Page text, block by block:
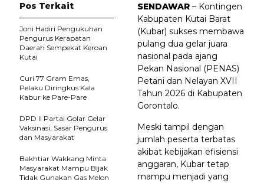
SENDAWAR – Kontingen
Kabupaten Kutai Barat
(Kubar) sukses membawa
pulang dua gelar juara
nasional pada ajang
Pekan Nasional (PENAS)
Petani dan Nelayan XVII
Tahun 2026 di Kabupaten
Gorontalo.
Meski tampil dengan
jumlah peserta terbatas
akibat kebijakan efisiensi
anggaran, Kubar tetap
mampu menjadi yang
Pos Terkait
Joni Hadiri Pengukuhan
Pengurus Kerapatan
Daerah Sempekat Keroan
Kutai
Curi 77 Gram Emas,
Pelaku Diringkus Kala
Kabur ke Pare-Pare
DPD II Partai Golar Gelar
Vaksinasi, Sasar Pengurus
dan Masyarakat
Bakhtiar Wakkang Minta
Masyarakat Mampu Bijak
Tidak Gunakan Gas Melon